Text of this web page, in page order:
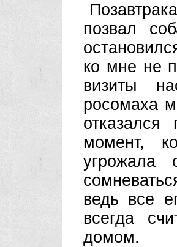
позвал
ко мне не
визиты
росомаха
момент,
угрожала
ведь все
всегда
домом.